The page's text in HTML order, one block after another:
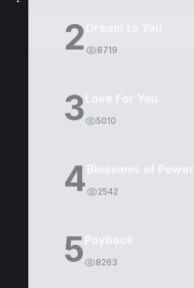
2 8719
3Love For You
5010
4Blossoms of Power
2542
5Payback
8263